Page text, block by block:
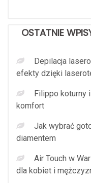
OSTATNIE
Depilacja
efekty dzięki
Filippo koturny
komfort
Jak wybrać
diamentem
Air Touch w
dla kobiet i